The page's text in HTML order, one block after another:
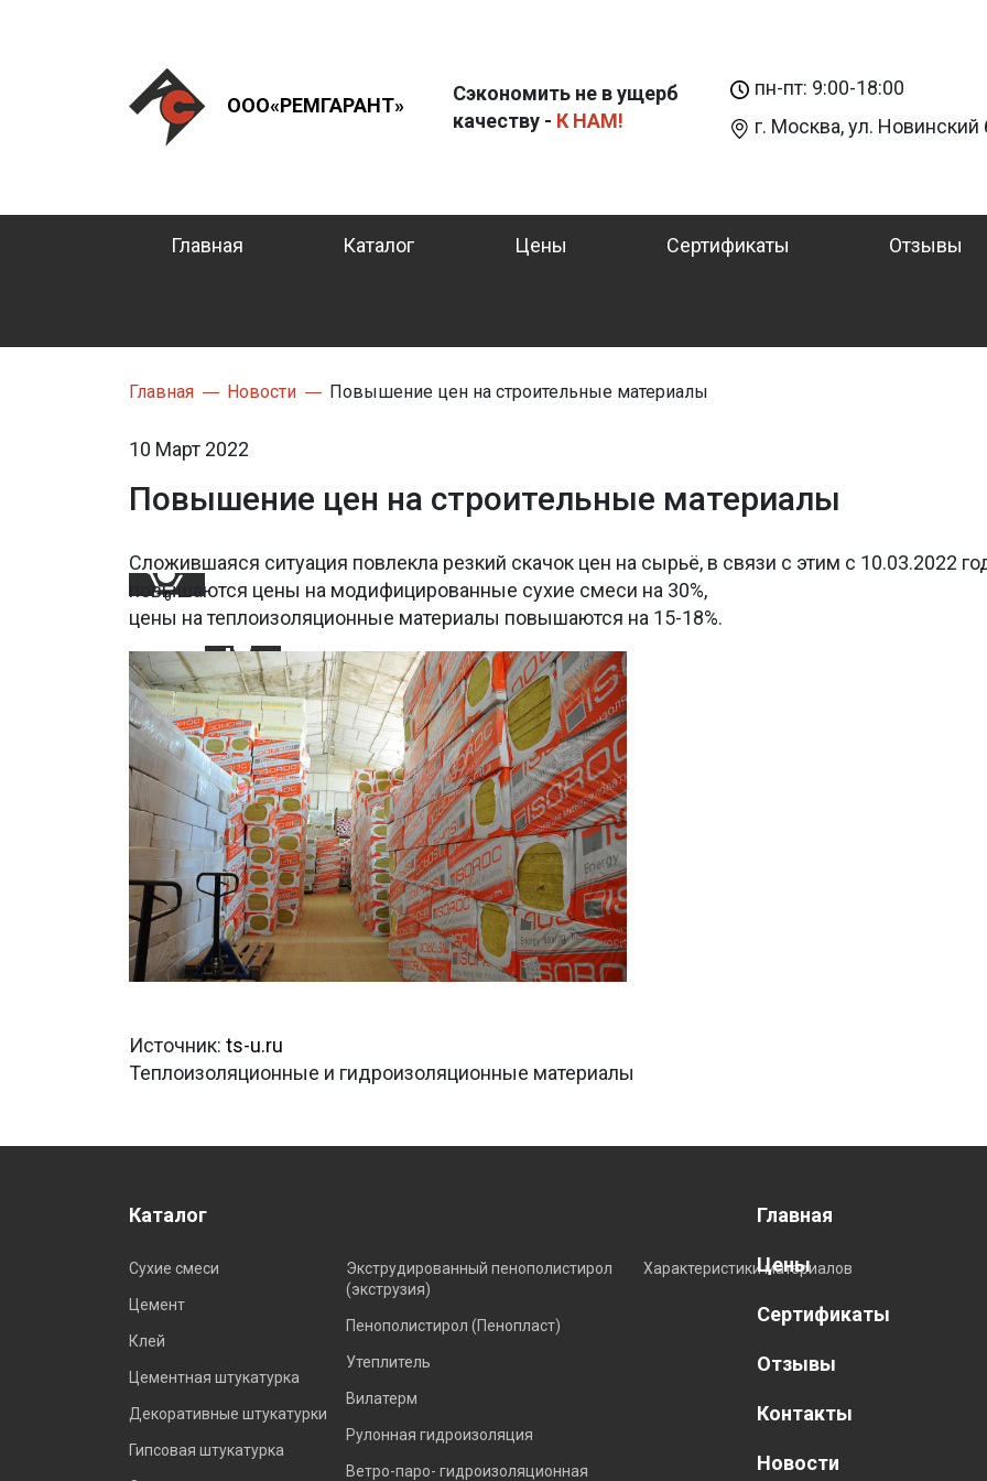
ООО«РЕМГАРАНТ»
Сэкономить не в ущерб
качеству - К НАМ!
пн-пт: 9:00-18:00
г. Москва, ул. Новинский
Главная Каталог Цены Сертификаты Отзывы
0
Главная Новости Повышение цен на строительные материалы
10 Март 2022
Повышение цен на строительные материалы
Сложившаяся ситуация повлекла резкий скачок цен на сырьё, в связи с этим с 10.03.2022
повышаются цены на модифицированные сухие смеси на 30%,
цены на теплоизоляционные материалы повышаются на 15-18%.
Источник: ts-u.ru
Теплоизоляционные и гидроизоляционные материалы
Каталог
Сухие смеси
Цемент
Клей
Цементная штукатурка
Декоративные штукатурки
Гипсовая штукатурка
Экструдированный пенополистирол
(экструзия)
Пенополистирол (Пенопласт)
Утеплитель
Вилатерм
Рулонная гидроизоляция
Ветро-паро- гидроизоляционная
Характеристики материалов
Главная
Цены
Сертификаты
Отзывы
Контакты
Новости